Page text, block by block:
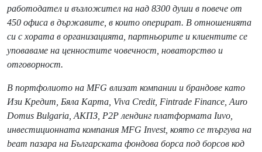
работодател и възложител на над 8300 души в повече от
450 офиса в държавите, в които оперират. В отношенията
си с хората в организацията, партньорите и клиентите се
уповаваме на ценностите човечност, новаторство и
отговорност.
В портфолиото на MFG влизат компании и брандове като
Изи Кредит, Бяла Карта, Viva Credit, Fintrade Finance, Auro
Domus Bulgaria, АКПЗ, P2P лендинг платформата Iuvo,
инвестиционната компания MFG Invest, която се търгува на
beam пазара на Българската фондова борса под борсов код